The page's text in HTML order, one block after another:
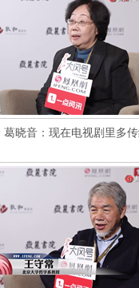
葛晓音：现在电视剧里多